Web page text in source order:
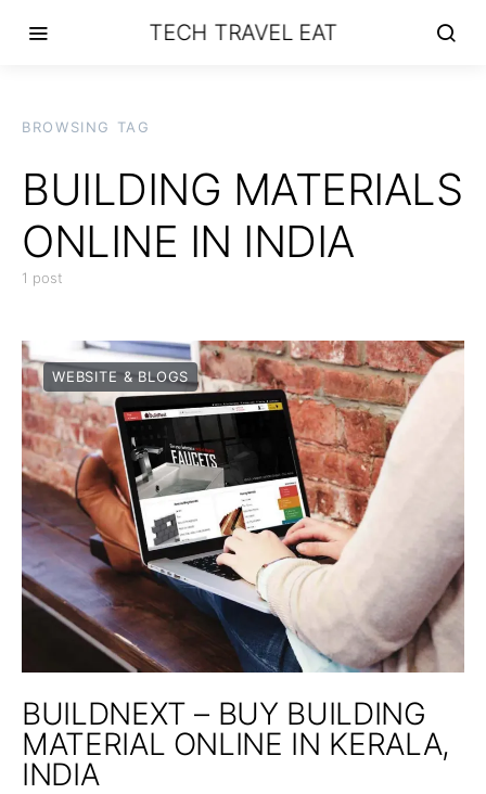
TECH TRAVEL EAT
BROWSING TAG
BUILDING MATERIALS
ONLINE IN INDIA
1 post
WEBSITE & BLOGS
BUILDNEXT – BUY BUILDING
MATERIAL ONLINE IN KERALA,
INDIA